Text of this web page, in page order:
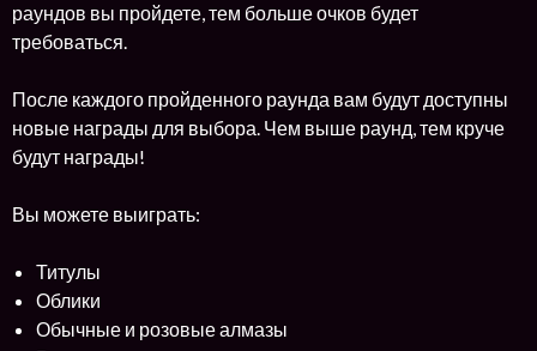
раундов вы пройдете, тем больше очков будет
требоваться.
После каждого пройденного раунда вам будут доступны
новые награды для выбора. Чем выше раунд, тем круче
будут награды!
Вы можете выиграть:
Титулы
Облики
Обычные и розовые алмазы